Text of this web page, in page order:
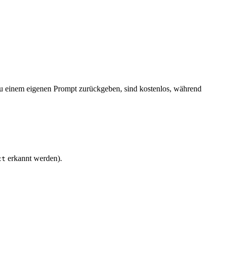
eigenen Prompt zurückgeben, sind kostenlos, während
erkannt werden).